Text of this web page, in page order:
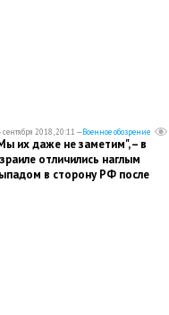
сентября 2018, 20:11 —Военное обозрение
их даже не заметим", – в
отличились наглым
в сторону РФ после